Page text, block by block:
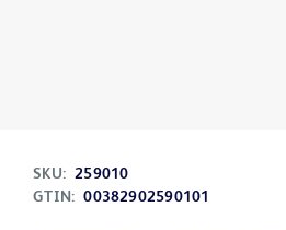
SKU: 259010
GTIN: 00382902590101